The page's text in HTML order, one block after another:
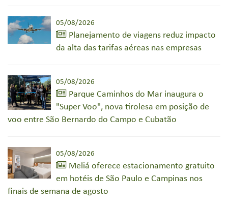
05/08/2026
Planejamento de viagens reduz impacto
da alta das tarifas aéreas nas empresas
05/08/2026
Parque Caminhos do Mar inaugura o
"Super Voo", nova tirolesa em posição de
voo entre São Bernardo do Campo e Cubatão
05/08/2026
Meliá oferece estacionamento gratuito
em hotéis de São Paulo e Campinas nos
finais de semana de agosto